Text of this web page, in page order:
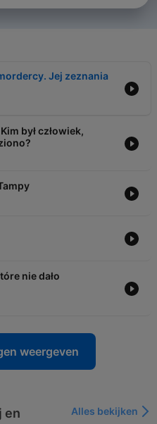
Jej zeznania
był człowiek,
nie dało
weergeven
en
Alles bekijken